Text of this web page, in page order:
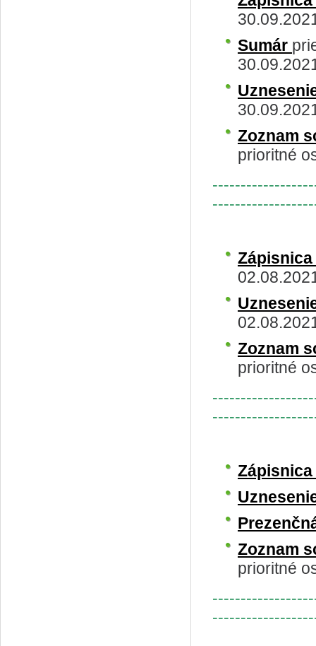
Sumár
Zoznam
prioritné
Zápisnica
Zoznam
prioritné
Zápisnica
Zoznam
prioritné